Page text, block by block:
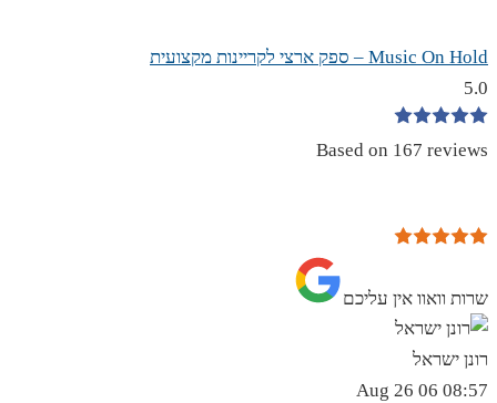
Music On Hold – ספק ארצי לקריינות מקצועית
5.0
Based on 167 reviews
שרות וואוו אין עליכם
רונן ישראל
08:57 06 Aug 26